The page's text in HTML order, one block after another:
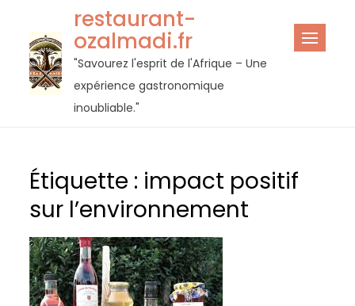
contenu
restaurant-
ozalmadi.fr
"Savourez l'esprit de l'Afrique – Une
expérience gastronomique
inoubliable."
Étiquette : impact positif
sur l’environnement